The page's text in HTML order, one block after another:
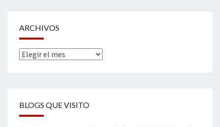
ARCHIVOS
Archivos
BLOGS QUE VISITO